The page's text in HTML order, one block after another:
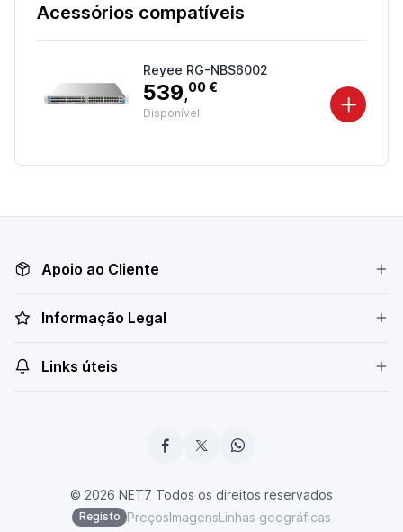
Acessórios compatíveis
Reyee RG-NBS6002
539,00 €
Disponível
Apoio ao Cliente
Informação Legal
Links úteis
© 2026 NET7 Todos os direitos reservados
Registo PreçosImagensLinhas geográficas